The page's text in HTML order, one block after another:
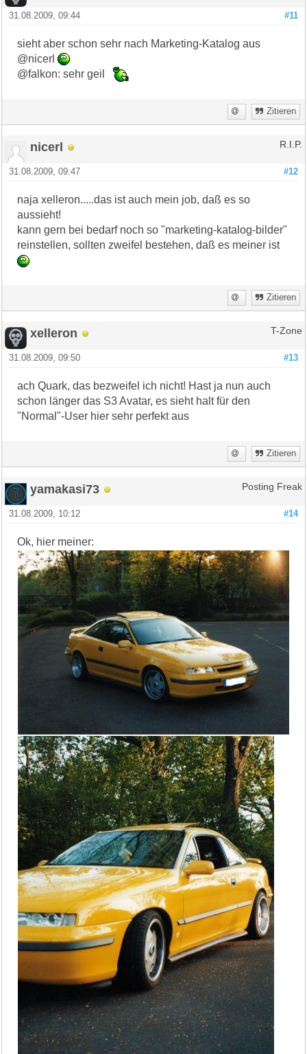
#11
31.08.2009, 09:44
sieht aber schon sehr nach Marketing-Katalog aus
@nicerl
@falkon: sehr geil
Zitieren
nicerl R.I.P.
#12
31.08.2009, 09:47
naja xelleron.....das ist auch mein job, daß es so
aussieht!
kann gern bei bedarf noch so "marketing-katalog-bilder"
reinstellen, sollten zweifel bestehen, daß es meiner ist
Zitieren
xelleron T-Zone
#13
31.08.2009, 09:50
ach Quark, das bezweifel ich nicht! Hast ja nun auch
schon länger das S3 Avatar, es sieht halt für den
"Normal"-User hier sehr perfekt aus
Zitieren
yamakasi73 Posting Freak
#14
31.08.2009, 10:12
Ok, hier meiner: